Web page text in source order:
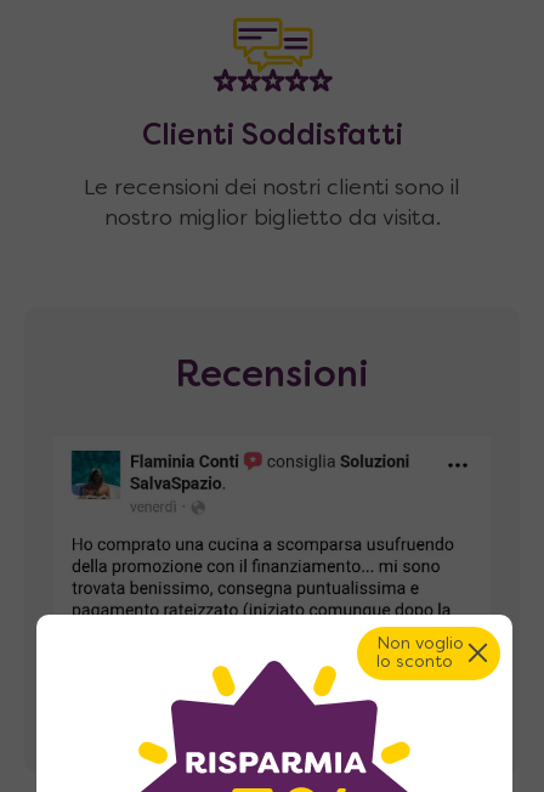
Clienti Soddisfatti
Le recensioni dei nostri clienti sono il
nostro miglior biglietto da visita.
Recensioni
Non voglio
lo sconto